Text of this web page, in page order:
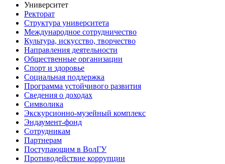
Университет
Ректорат
Структура университета
Международное сотрудничество
Культура, искусство, творчество
Направления деятельности
Общественные организации
Спорт и здоровье
Социальная поддержка
Программа устойчивого развития
Сведения о доходах
Символика
Экскурсионно-музейный комплекс
Эндаумент-фонд
Сотрудникам
Партнерам
Поступающим в ВолГУ
Противодействие коррупции